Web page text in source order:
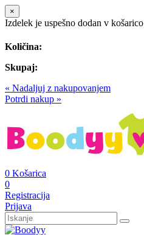
×
Izdelek je uspešno dodan v košarico
Količina:
Skupaj:
« Nadaljuj z nakupovanjem
Potrdi nakup »
0 Košarica
0
Registracija
Prijava